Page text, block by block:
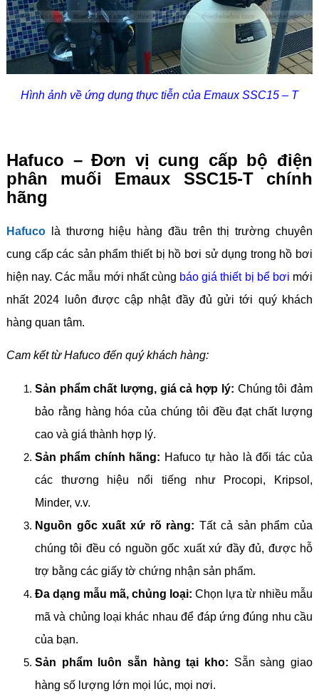
Hình ảnh về ứng dụng thực tiễn của Emaux SSC15 – T
Hafuco – Đơn vị cung cấp bộ điện
phân muối Emaux SSC15-T chính
hãng
Hafucolà thương hiệu hàng đầu trên thị trường chuyên
cung cấp các sản phẩm thiết bị hồ bơi sử dụng trong hồ bơi
hiện nay. Các mẫu mới nhất cùng báo giá thiết bị bể bơi mới
nhất 2024 luôn được cập nhật đầy đủ gửi tới quý khách
hàng quan tâm.
Cam kết từ Hafuco đến quý khách hàng:
Sản phẩm chất lượng, giá cả hợp lý: Chúng tôi đảm
bảo rằng hàng hóa của chúng tôi đều đạt chất lượng
cao và giá thành hợp lý.
Sản phẩm chính hãng: Hafuco tự hào là đối tác của
các thương hiệu nổi tiếng như Procopi, Kripsol,
Minder, v.v.
Nguồn gốc xuất xứ rõ ràng: Tất cả sản phẩm của
chúng tôi đều có nguồn gốc xuất xứ đầy đủ, được hỗ
trợ bằng các giấy tờ chứng nhận sản phẩm.
Đa dạng mẫu mã, chủng loại: Chọn lựa từ nhiều mẫu
mã và chủng loại khác nhau để đáp ứng đúng nhu cầu
của bạn.
Sản phẩm luôn sẵn hàng tại kho: Sẵn sàng giao
hàng số lượng lớn mọi lúc, mọi nơi.